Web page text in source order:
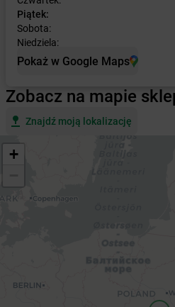
Piątek:
Sobota:
Niedziela:
Pokaż w Google Maps
Zobacz na mapie
Znajdź moją lokalizację
+